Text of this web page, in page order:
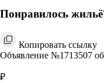
Понравилось
Копировать ссылку
Объявление №1713507
₽